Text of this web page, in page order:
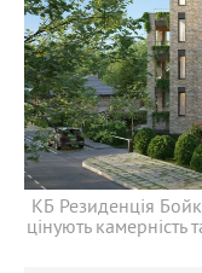
КБ Резиденція
цінують камерність